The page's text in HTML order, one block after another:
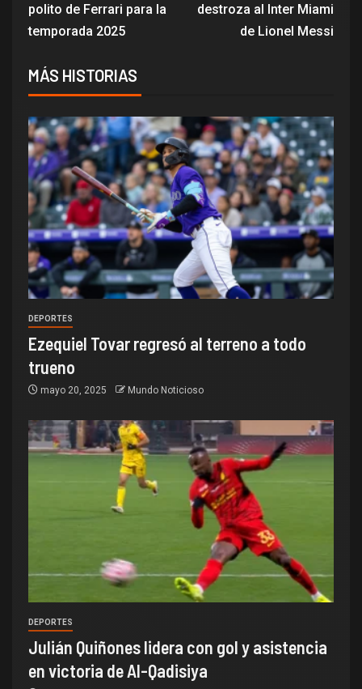
polito de Ferrari para la
temporada 2025
destroza al Inter Miami
de Lionel Messi
MÁS HISTORIAS
DEPORTES
Ezequiel Tovar regresó al terreno a todo
trueno
mayo 20, 2025 Mundo Noticioso
DEPORTES
Julián Quiñones lidera con gol y asistencia
en victoria de Al-Qadisiya